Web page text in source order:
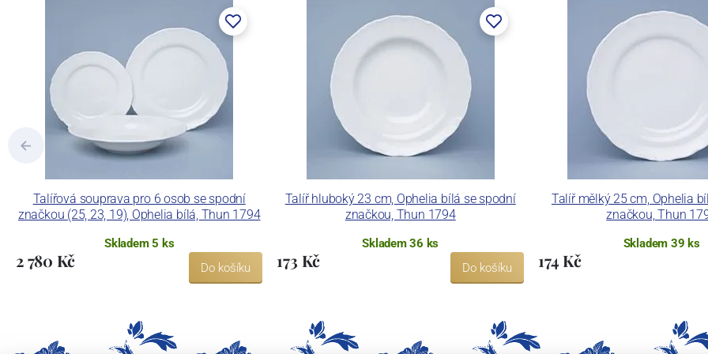
tlakového lití, moderními komorovými pecemi a vtavnou dekorační pecí. Závod je schopen
dekorovat své výrobky pomocí klasických dekoračních technik.
Concordia Lesov používá ochrannou známku LC a Thun Hotel & Restaurant.
Talířová souprava pro 6 osob se spodní
značkou (25, 23, 19), Ophelia bílá, Thun 1794
Skladem 5 ks
2 780 Kč Do košíku
Talíř hluboký 23 cm, Ophelia bílá se spodní
značkou, Thun 1794
Skladem 36 ks
173 Kč Do košíku
Talíř mělký 25 cm, Ophelia
značkou, Thun
Skladem 39 ks
174 Kč